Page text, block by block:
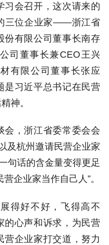
习会召开，这次请来的
三位企业家——浙江省
份有限公司董事长南存
司董事长兼CEO王兴
有限公司董事长张应
是习近平总书记在民营
神。
会，浙江省委常委会会
及杭州邀请民营企业家
句话的含金量变得更足
企业家当作自己人”。
得好不好，飞得高不
的心声和诉求，为民营
营企业家打交道，努力